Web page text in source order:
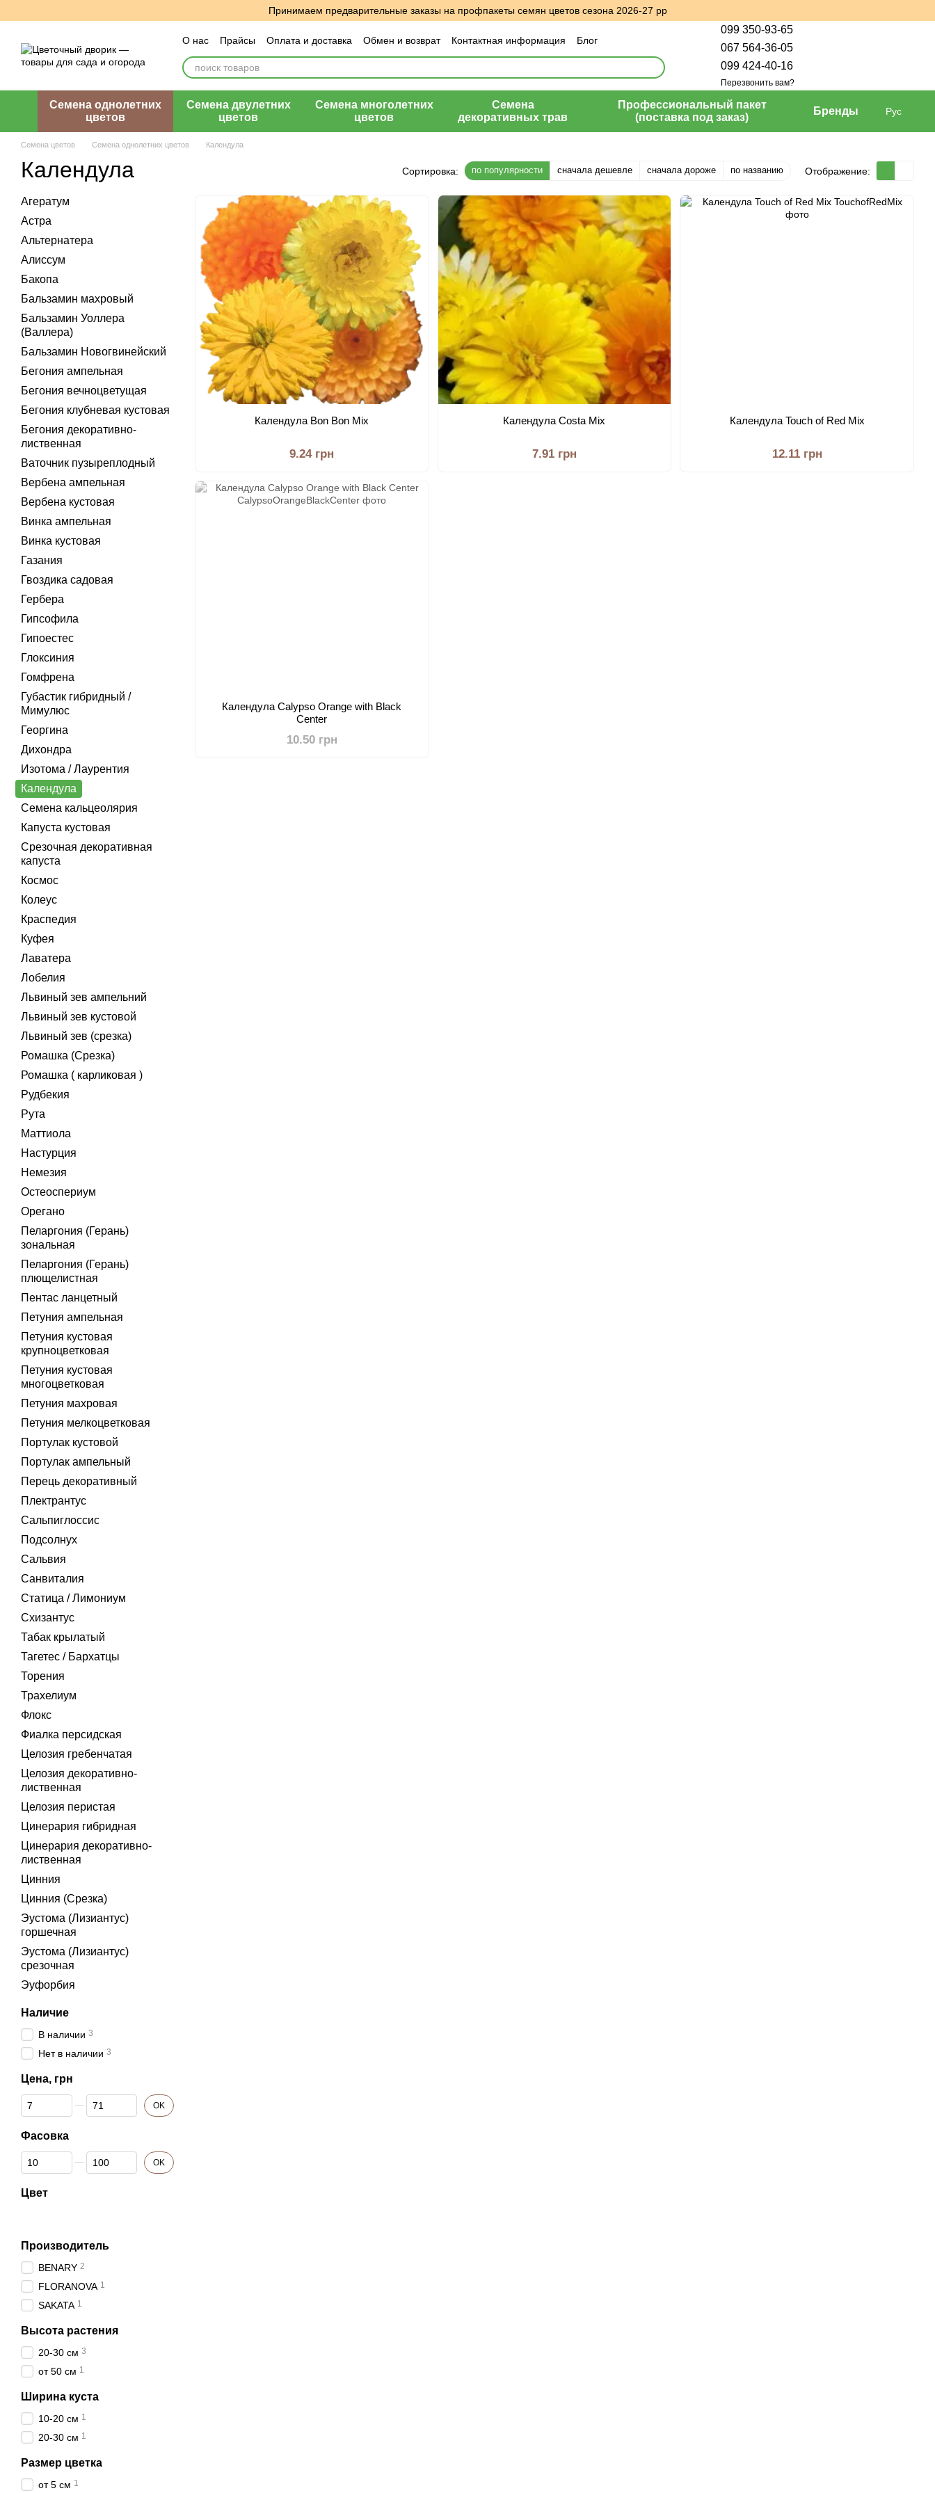
Принимаем предварительные заказы на профпакеты семян цветов сезона 2026-27 рр
О нас Прайсы Оплата и доставка Обмен и возврат Контактная информация
Блог
Пользовательское соглашение
Отзывы о магазине
099 350-93-65
067 564-36-05
099 424-40-16
Перезвонить вам?
Семена однолетних
цветов
Семена двулетних
цветов
Семена многолетних
цветов
Семена
декоративных трав
Профессиональный пакет
(поставка под заказ)
Бренды Рус
Семена цветов Семена однолетних цветов Календула
Календула Сортировка: по популярности сначала дешевле сначала дороже по названию Отображение:
Календула Bon Bon Mix
9.24 грн
Календула Costa Mix
7.91 грн
Календула Touch of Red Mix
12.11 грн
Календула Calypso Orange with Black
Center
10.50 грн
Агератум
Астра
Альтернатера
Алиссум
Бакопа
Бальзамин махровый
Бальзамин Уоллера
(Валлера)
Бальзамин Новогвинейский
Бегония ампельная
Бегония вечноцветущая
Бегония клубневая кустовая
Бегония декоративно-
лиственная
Ваточник пузыреплодный
Вербена ампельная
Вербена кустовая
Винка ампельная
Винка кустовая
Газания
Гвоздика садовая
Гербера
Гипсофила
Гипоестес
Глоксиния
Гомфрена
Губастик гибридный /
Мимулюс
Георгина
Дихондра
Изотома / Лаурентия
Календула
Семена кальцеолярия
Капуста кустовая
Срезочная декоративная
капуста
Космос
Колеус
Краспедия
Куфея
Лаватера
Лобелия
Львиный зев ампельний
Львиный зев кустовой
Львиный зев (срезка)
Ромашка (Срезка)
Ромашка ( карликовая )
Рудбекия
Рута
Маттиола
Настурция
Немезия
Остеоспериум
Орегано
Пеларгония (Герань)
зональная
Пеларгония (Герань)
плющелистная
Пентас ланцетный
Петуния ампельная
Петуния кустовая
крупноцветковая
Петуния кустовая
многоцветковая
Петуния махровая
Петуния мелкоцветковая
Портулак кустовой
Портулак ампельный
Перець декоративный
Плектрантус
Сальпиглоссис
Подсолнух
Сальвия
Санвиталия
Статица / Лимониум
Схизантус
Табак крылатый
Тагетес / Бархатцы
Торения
Трахелиум
Флокс
Фиалка персидская
Целозия гребенчатая
Целозия декоративно-
лиственная
Целозия перистая
Цинерария гибридная
Цинерария декоративно-
лиственная
Цинния
Цинния (Срезка)
Эустома (Лизиантус)
горшечная
Эустома (Лизиантус)
срезочная
Эуфорбия
Наличие
В наличии 3
Нет в наличии 3
Цена, грн
От Цена, грн
До Цена, грн OK
Фасовка
От Фасовка
До Фасовка OK
Цвет
Производитель
BENARY 2
FLORANOVA 1
SAKATA 1
Высота растения
20-30 см 3
от 50 см 1
Ширина куста
10-20 см 1
20-30 см 1
Размер цветка
от 5 см 1